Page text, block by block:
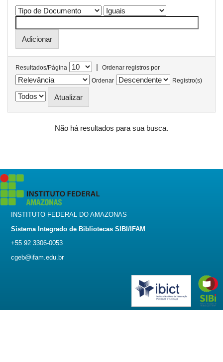
Resultados/Página |
Ordenar registros por
Ordenar
Registro(s)
Não há resultados para sua busca.
INSTITUTO FEDERAL DO AMAZONAS
Sistema Integrado de Bibliotecas SIBI/IFAM
+55 92 3306-0053
cgeb@ifam.edu.br